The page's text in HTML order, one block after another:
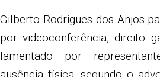
Gilberto Rodrigues dos Anjos
por videoconferência, direito
lamentado por
ausência física, segundo o